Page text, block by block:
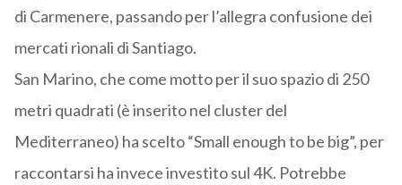
di Carmenere, passando per l’allegra confusione dei
mercati rionali di Santiago.
San Marino, che come motto per il suo spazio di 250
metri quadrati (è inserito nel cluster del
Mediterraneo) ha scelto “Small enough to be big”, per
raccontarsi ha invece investito sul 4K. Potrebbe